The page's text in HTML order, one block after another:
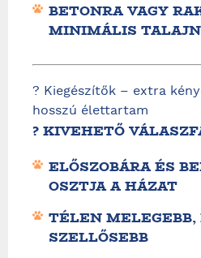
BETONRA VAGY
MINIMÁLIS
? Kiegészítők – extra
hosszú élettartam
? KIVEHETŐ
ELŐSZOBÁRA ÉS
OSZTJA A HÁZAT
TÉLEN MELEGEBB,
SZELLŐSEBB